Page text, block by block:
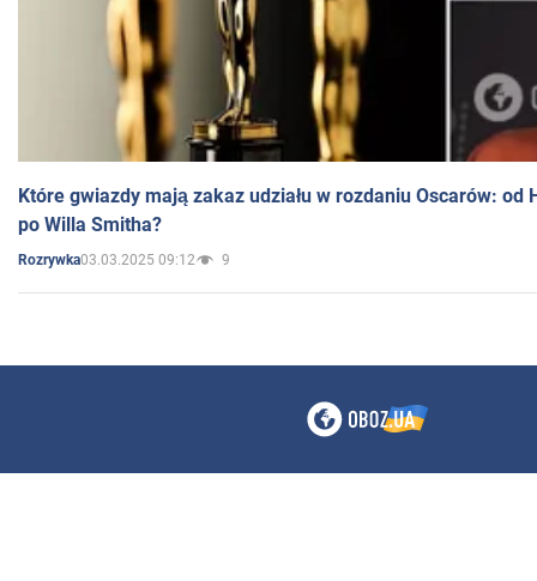
Które gwiazdy mają zakaz udziału w rozdaniu Oscarów: od
po Willa Smitha?
Rozrywka03.03.2025 09:12 9